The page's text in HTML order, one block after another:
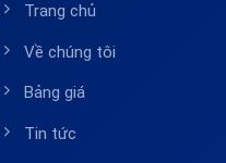
Trang chủ
Về chúng tôi
Bảng giá
Tin tức